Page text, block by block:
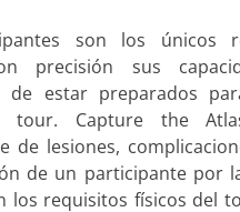
son los únicos
precisión sus
de estar preparados
tour. Capture the
de lesiones,
de un participante por
los requisitos físicos del